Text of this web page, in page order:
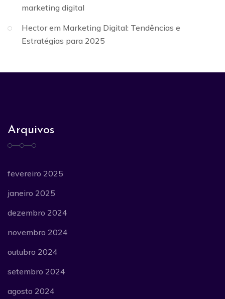
marketing digital
Hectorem Marketing Digital: Tendências e
Estratégias para 2025
Arquivos
fevereiro 2025
janeiro 2025
dezembro 2024
novembro 2024
outubro 2024
setembro 2024
agosto 2024